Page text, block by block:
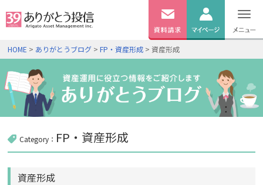
無料資料
請求
HOME > ありがとうブログ >FP・資産形成 > 資産形成
Category： FP・資産形成
資産形成